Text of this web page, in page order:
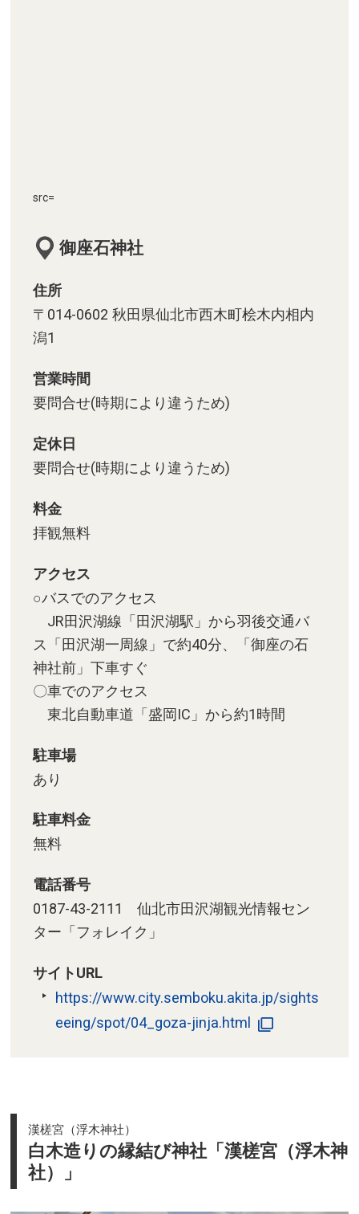
src=
御座石神社
住所
〒014-0602 秋田県仙北市西木町桧木内相内
潟1
営業時間
要問合せ(時期により違うため)
定休日
要問合せ(時期により違うため)
料金
拝観無料
アクセス
○バスでのアクセス
JR田沢湖線「田沢湖駅」から羽後交通バ
ス「田沢湖一周線」で約40分、「御座の石
神社前」下車すぐ
〇車でのアクセス
東北自動車道「盛岡IC」から約1時間
駐車場
あり
駐車料金
無料
電話番号
0187-43-2111 仙北市田沢湖観光情報セン
ター「フォレイク」
サイトURL
https://www.city.semboku.akita.jp/sights
eeing/spot/04_goza-jinja.html
漢槎宮（浮木神社）
白木造りの縁結び神社「漢槎宮（浮木神
社）」